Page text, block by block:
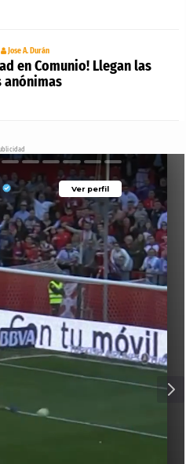
Jose A. Durán
en Comunio! Llegan las
Ver perfil
Ver perfil